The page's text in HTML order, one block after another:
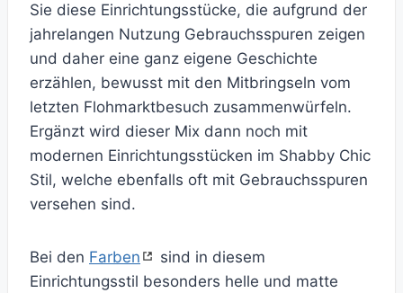
Sie diese Einrichtungsstücke, die aufgrund der
jahrelangen Nutzung Gebrauchsspuren zeigen
und daher eine ganz eigene Geschichte
erzählen, bewusst mit den Mitbringseln vom
letzten Flohmarktbesuch zusammenwürfeln.
Ergänzt wird dieser Mix dann noch mit
modernen Einrichtungsstücken im Shabby Chic
Stil, welche ebenfalls oft mit Gebrauchsspuren
versehen sind.
Bei den Farben
sind in diesem
Einrichtungsstil besonders helle und matte